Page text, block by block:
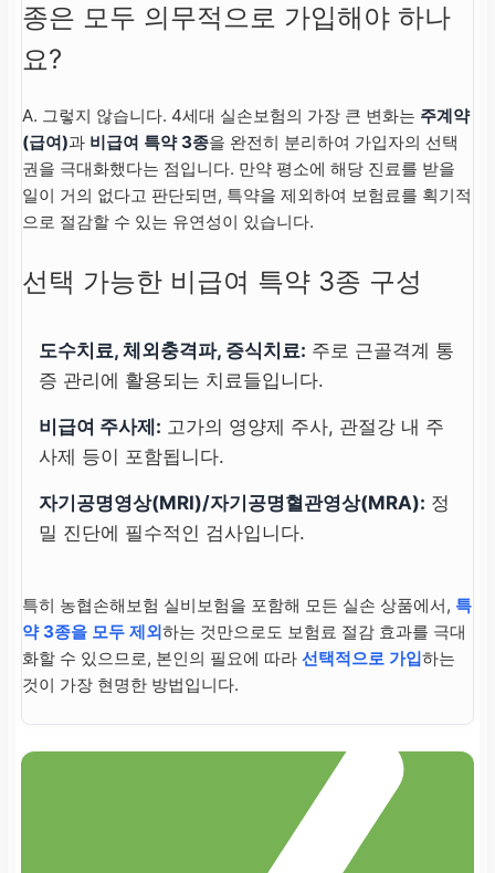
종은 모두 의무적으로 가입해야 하나
요?
A. 그렇지 않습니다. 4세대 실손보험의 가장 큰 변화는 주계약
(급여)과 비급여 특약 3종을 완전히 분리하여 가입자의 선택
권을 극대화했다는 점입니다. 만약 평소에 해당 진료를 받을
일이 거의 없다고 판단되면, 특약을 제외하여 보험료를 획기적
으로 절감할 수 있는 유연성이 있습니다.
선택 가능한 비급여 특약 3종 구성
도수치료, 체외충격파, 증식치료: 주로 근골격계 통
증 관리에 활용되는 치료들입니다.
비급여 주사제: 고가의 영양제 주사, 관절강 내 주
사제 등이 포함됩니다.
자기공명영상(MRI)/자기공명혈관영상(MRA): 정
밀 진단에 필수적인 검사입니다.
특히 농협손해보험 실비보험을 포함해 모든 실손 상품에서, 특
약 3종을 모두 제외하는 것만으로도 보험료 절감 효과를 극대
화할 수 있으므로, 본인의 필요에 따라 선택적으로 가입하는
것이 가장 현명한 방법입니다.